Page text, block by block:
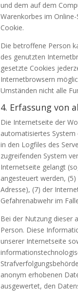
und dem auf dem
Warenkorbes im
Cookie.
Die betroffene Person
des genutzten
gesetzte Cookies
Internetbrowsern
Umständen nicht alle
4. Erfassung von
Die Internetseite der
automatisiertes
in den Logfiles des
zugreifenden System
Internetseite gelangt
angesteuert werden,
Adresse), (7) der
Gefahrenabwehr im
Bei der Nutzung dieser
Person. Diese
unserer Internetseite
anonym erhobenen
ausgewertet, den